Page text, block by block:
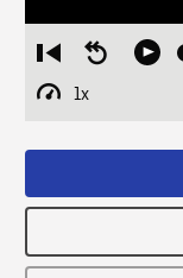
Restart
from
beginning
Seek
Play
1x
Playback